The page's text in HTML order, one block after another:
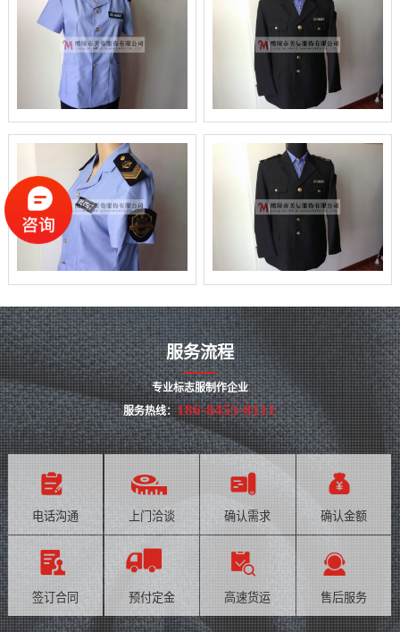
服务流程
专业标志服制作企业
服务热线：186-8453-8111
电话沟通 上门洽谈 确认需求 确认金额
签订合同 预付定金 高速货运 售后服务